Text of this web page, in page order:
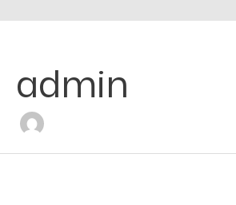
admin